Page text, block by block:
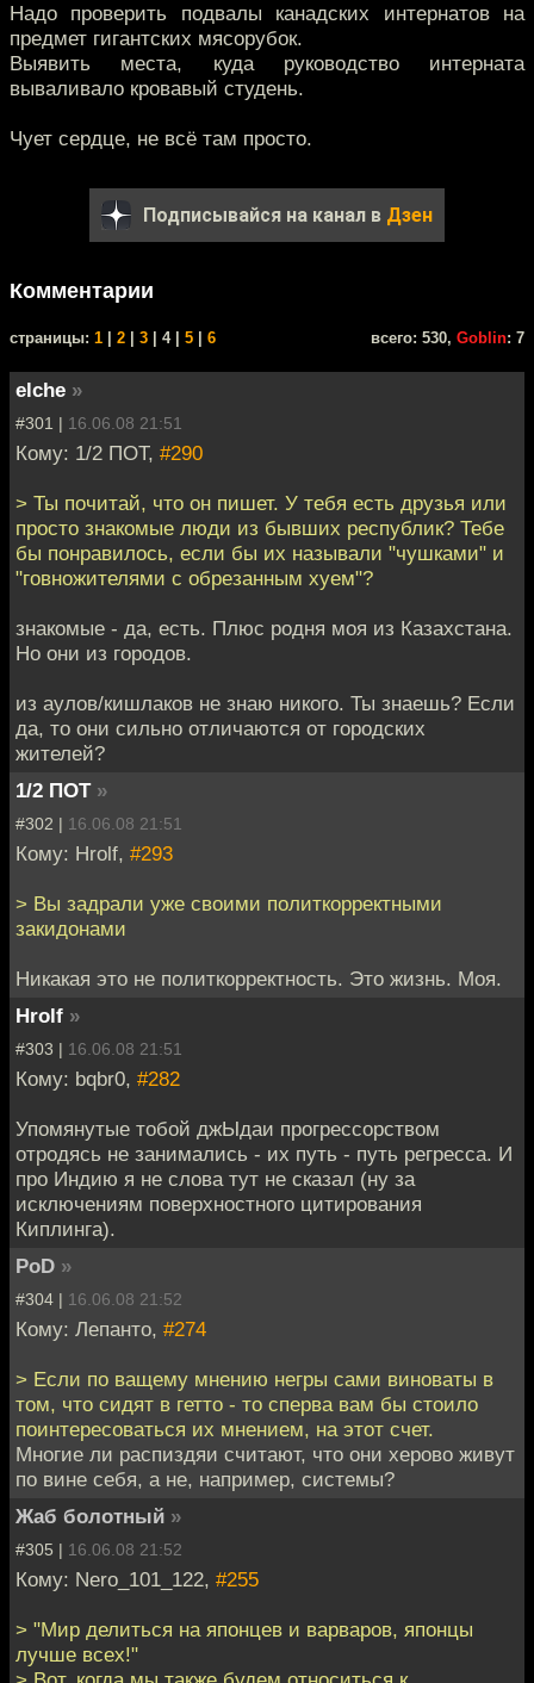
Надо проверить подвалы канадских интернатов на
предмет гигантских мясорубок.
Выявить места, куда руководство интерната
вываливало кровавый студень.
Чует сердце, не всё там просто.
Подписывайся на канал в Дзен
Комментарии
cтраницы: 1 2 3 | 4 | 5 6 всего: 530, Goblin: 7
elche »
#301 | 16.06.08 21:51
Кому: 1/2 ПОТ, #290
> Ты почитай, что он пишет. У тебя есть друзья или
просто знакомые люди из бывших республик? Тебе
бы понравилось, если бы их называли "чушками" и
"говножителями с обрезанным хуем"?
знакомые - да, есть. Плюс родня моя из Казахстана.
Но они из городов.
из аулов/кишлаков не знаю никого. Ты знаешь? Если
да, то они сильно отличаются от городских
жителей?
1/2 ПОТ »
#302 | 16.06.08 21:51
Кому: Hrolf, #293
> Вы задрали уже своими политкорректными
закидонами
Никакая это не политкорректность. Это жизнь. Моя.
Hrolf »
#303 | 16.06.08 21:51
Кому: bqbr0, #282
Упомянутые тобой джЫдаи прогрессорством
отродясь не занимались - их путь - путь регресса. И
про Индию я не слова тут не сказал (ну за
исключениям поверхностного цитирования
Киплинга).
PoD »
#304 | 16.06.08 21:52
Кому: Лепанто, #274
> Если по ващему мнению негры сами виноваты в
том, что сидят в гетто - то сперва вам бы стоило
поинтересоваться их мнением, на этот счет.
Многие ли распиздяи считают, что они херово живут
по вине себя, а не, например, системы?
Жаб болотный »
#305 | 16.06.08 21:52
Кому: Nero_101_122, #255
> "Мир делиться на японцев и варваров, японцы
лучше всех!"